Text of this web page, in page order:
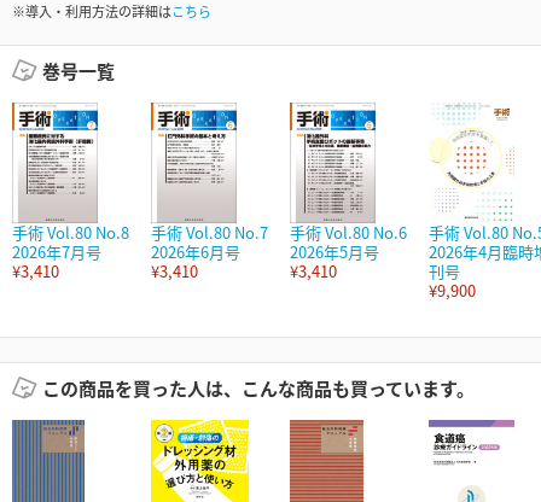
※導入・利用方法の詳細はこちら
巻号一覧
手術 Vol.80 No.8
2026年7月号
¥3,410
手術 Vol.80 No.7
2026年6月号
¥3,410
手術 Vol.80 No.6
2026年5月号
¥3,410
手術 Vol.80
2026年4月臨時
刊号
¥9,900
この商品を買った人は、こんな商品も買っています。